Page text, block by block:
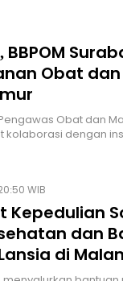
Obat dan
Pengawas Obat dan
kolaborasi dengan
WIB
Kepedulian
dan
di